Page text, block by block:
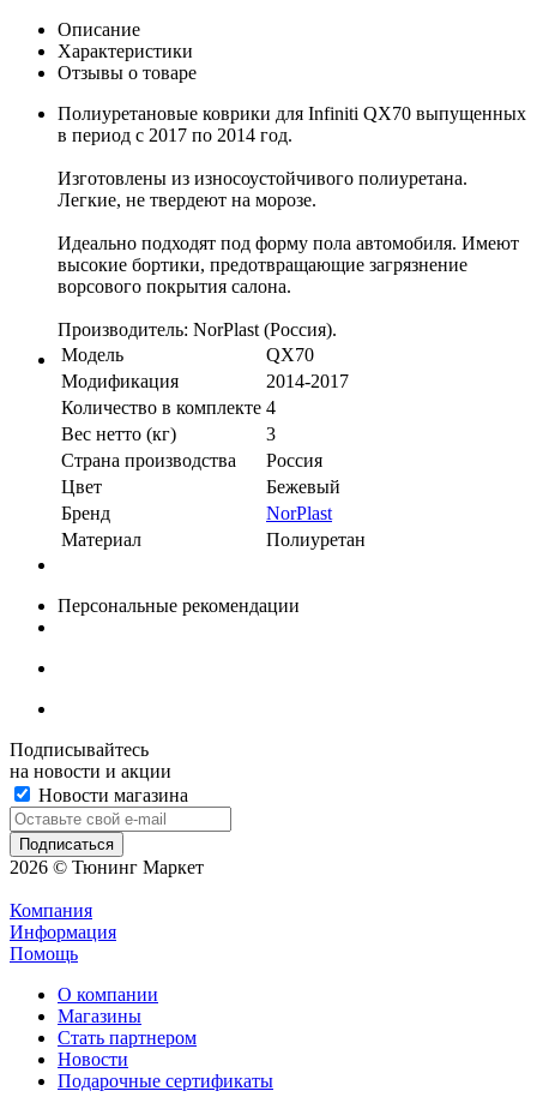
Описание
Характеристики
Отзывы о товаре
Полиуретановые коврики для Infiniti QX70 выпущенных
в период с 2017 по 2014 год.
Изготовлены из износоустойчивого полиуретана.
Легкие, не твердеют на морозе.
Идеально подходят под форму пола автомобиля. Имеют
высокие бортики, предотвращающие загрязнение
ворсового покрытия салона.
Производитель: NorPlast (Россия).
Модель
QX70
Модификация
2014-2017
Количество в комплекте 4
Вес нетто (кг)
3
Страна производства
Россия
Цвет
Бежевый
Бренд
NorPlast
Материал
Полиуретан
Персональные рекомендации
Подписывайтесь
на новости и акции
Новости магазина
2026 © Тюнинг Маркет
Компания
Информация
Помощь
О компании
Магазины
Стать партнером
Новости
Подарочные сертификаты